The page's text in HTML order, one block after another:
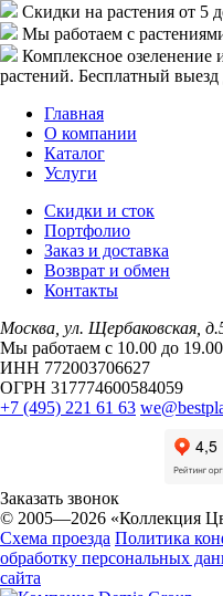
Скидки на растения от 5
Мы работаем с
Комплексное озеленение
растений. Бесплатный выезд
Главная
О компании
Каталог
Услуги
Скидки и сток
Портфолио
Заказ и доставка
Возврат и обмен
Контакты
Москва, ул. Щербаковская,
Мы работаем с 10.00 до
ИНН 772003706627
ОГРН 317774600584059
+7 (495) 221 61 63
Заказать звонок
© 2005—2026 «Коллекция
Схема проезда Политика
обработку персональных
сайта